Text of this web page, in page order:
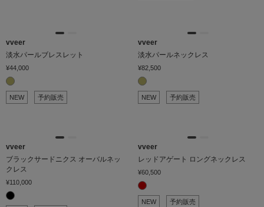
vveer
淡水パールブレスレット
¥44,000
NEW 予約販売
vveer
淡水パールネックレス
¥82,500
NEW 予約販売
vveer
ブラックサードニクス オーバルネッ
クレス
¥110,000
vveer
レッドアゲート ロングネックレス
¥60,500
NEW 予約販売